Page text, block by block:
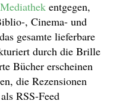
entgegen,
, Cinema- und
gesamte lieferbare
durch die Brille
Bücher erscheinen
die Rezensionen
RSS-Feed